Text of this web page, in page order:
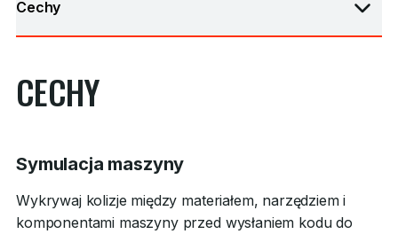
Cechy
CECHY
Symulacja maszyny
Wykrywaj kolizje między materiałem, narzędziem i
komponentami maszyny przed wysłaniem kodu do